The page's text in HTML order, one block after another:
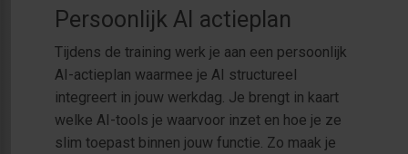
Persoonlijk AI actieplan
Tijdens de training werk je aan een persoonlijk
AI-actieplan waarmee je AI structureel
integreert in jouw werkdag. Je brengt in kaart
welke AI-tools je waarvoor inzet en hoe je ze
slim toepast binnen jouw functie. Zo maak je